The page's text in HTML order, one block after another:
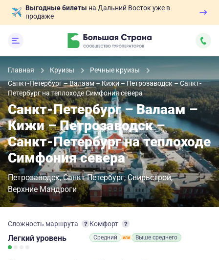
Выгодные билеты на Дальний Восток уже в
продаже
Главная Круизы
Речные круизы
Санкт-Петербург – Валаам – Кижи – Петрозаводск – Санкт-
Петербург на теплоходе Симфония севера
Санкт-Петербург – Валаам –
Кижи – Петрозаводск –
Санкт-Петербург на теплоходе
Симфония севера
Петрозаводск Санкт-Петербург Свирьстрой
Верхние Мандроги
Сложность маршрута
Легкий уровень
Комфорт
Средний Выше среднего